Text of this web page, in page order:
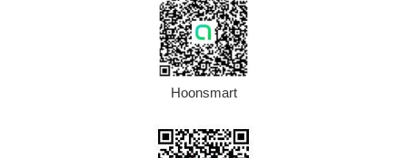
Hoonsmart